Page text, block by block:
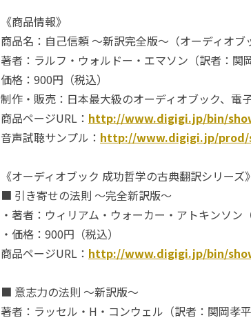
《商品情報》
商品名：自己信頼 ～新訳完全版～（オーディオブ
著者：ラルフ・ウォルドー・エマソン（訳者：関
価格：900円（税込）
制作・販売：日本最大級のオーディオブック、電
商品ページURL： http://www.digigi.jp/bin/
音声試聴サンプル： http://www.digigi.jp/prod/
《オーディオブック 成功哲学の古典翻訳シリーズ》
■ 引き寄せの法則 ～完全新訳版～
・著者：ウィリアム・ウォーカー・アトキンソン
・価格：900円（税込）
商品ページURL： http://www.digigi.jp/bin/
■ 意志力の法則 ～新訳版～
著者：ラッセル・H・コンウェル（訳者：関岡孝平